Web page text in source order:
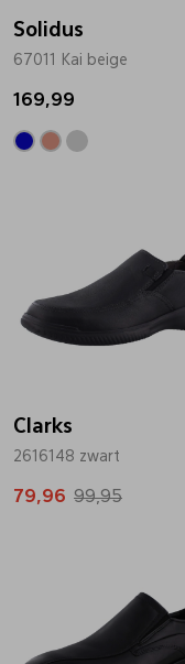
Solidus
67011 Kai beige
169,99
Clarks
2616148 zwart
79,96 99,95